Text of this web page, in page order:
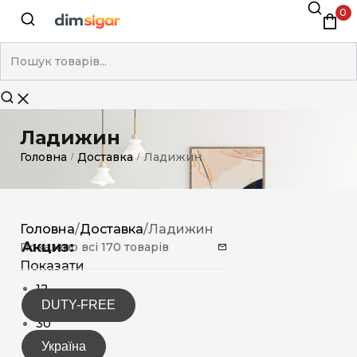
0
Ладижин
Головна / Доставка / Ладижин
Акциз:
DUTY-FREE
Україна
Головна/Доставка/Ладижин
Показано всі 170 товарів
Показати
12
15
30